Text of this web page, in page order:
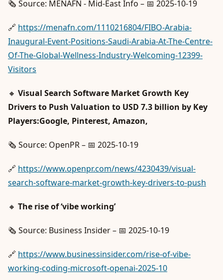
🗞️ Source: MENAFN - Mid-East Info – 📅 2025-10-19
🔗 https://menafn.com/1110216804/FIBO-Arabia-
Inaugural-Event-Positions-Saudi-Arabia-At-The-Centre-
Of-The-Global-Wellness-Industry-Welcoming-12399-
Visitors
🔸 Visual Search Software Market Growth Key
Drivers to Push Valuation to USD 7.3 billion by Key
Players:Google, Pinterest, Amazon,
🗞️ Source: OpenPR – 📅 2025-10-19
🔗 https://www.openpr.com/news/4230439/visual-
search-software-market-growth-key-drivers-to-push
🔸 The rise of ‘vibe working’
🗞️ Source: Business Insider – 📅 2025-10-19
🔗 https://www.businessinsider.com/rise-of-vibe-
working-coding-microsoft-openai-2025-10